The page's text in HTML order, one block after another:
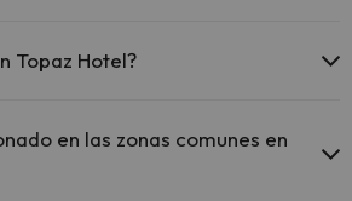
Topaz Hotel?
en las zonas comunes en